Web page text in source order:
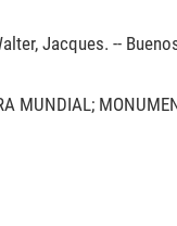
Jacques. --
MUNDIAL;